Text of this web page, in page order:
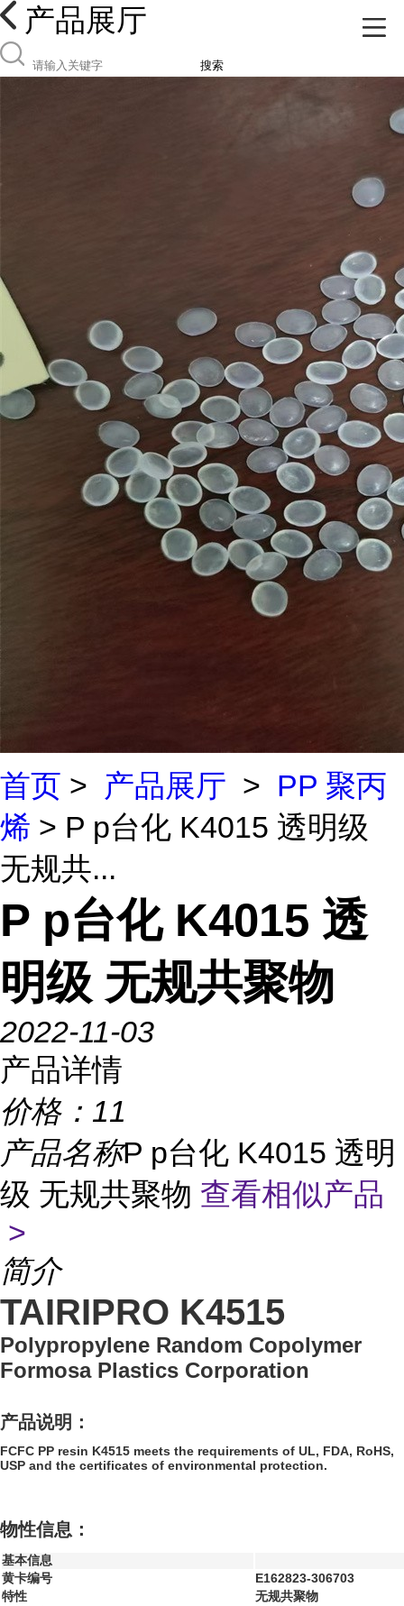
产品展厅
搜索
首页 > 产品展厅 > PP 聚丙
烯 > P p台化 K4015 透明级
无规共...
P p台化 K4015 透
明级 无规共聚物
2022-11-03
产品详情
价格： 11
产品名称P p台化 K4015 透明
级 无规共聚物 查看相似产品
>
简介
TAIRIPRO K4515
Polypropylene Random Copolymer
Formosa Plastics Corporation
产品说明：
FCFC PP resin K4515 meets the requirements of UL, FDA, RoHS,
USP and the certificates of environmental protection.
物性信息：
基本信息
黄卡编号
E162823-306703
特性
无规共聚物